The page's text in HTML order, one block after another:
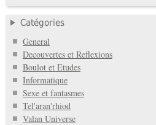
Catégories
General
Decouvertes et Reflexions
Boulot et Etudes
Informatique
Sexe et fantasmes
Tel'aran'rhiod
Valan Universe